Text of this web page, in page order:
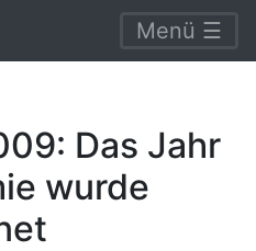
Menü ☰
Das Jahr
wurde